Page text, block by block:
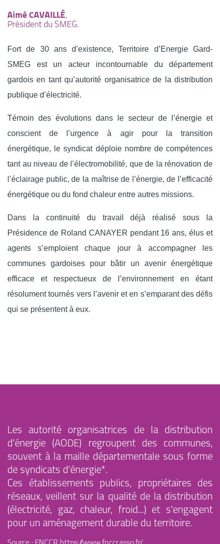
Aimé CAVAILLÉ,
Président du SMEG.
Fort de 30 ans d’existence, Territoire d’Energie Gard-
SMEG est un acteur incontournable du département
gardois en tant qu’autorité organisatrice de la distribution
publique d’électricité.
Témoin des évolutions dans le secteur de l’énergie et
conscient de l’urgence à agir pour la transition
énergétique, le syndicat déploie nombre de compétences
tant au niveau de l’électromobilité, que de la rénovation de
l’éclairage public, de la maîtrise de l’énergie, de l’efficacité
énergétique ou du fond chaleur entre autres missions.
Dans la continuité du travail déjà réalisé sous la
Présidence de Roland CANAYER pendant 16 ans, élus et
agents s’emploient chaque jour à accompagner les
communes gardoises pour bâtir un avenir énergétique
efficace et respectueux de l’environnement en étant
résolument tournés vers l’avenir et en s’emparant des défis
qui se présentent à eux.
Les autorité organisatrices de la distribution
d'énergie (AODE) regroupent des communes,
souvent à la maille départementale sous forme
de syndicats d'énergie*.
Ces établissements publics, propriétaires des
réseaux, veillent sur la qualité de la distribution
(électricité, gaz, chaleur, froid...) et s'engagent
pour un aménagement durable du territoire.